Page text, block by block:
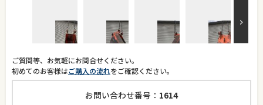
ご質問等、お気軽にお問合せください。
初めてのお客様はご購入の流れをご確認ください。
お問い合わせ番号： 1614